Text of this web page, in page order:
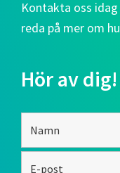
Kontakta oss
reda på mer om
Hör av dig!